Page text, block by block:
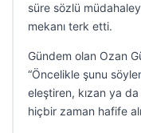
süre sözlü
mekanı terk etti.
Gündem olan Ozan
“Öncelikle şunu
eleştiren, kızan ya
hiçbir zaman hafife